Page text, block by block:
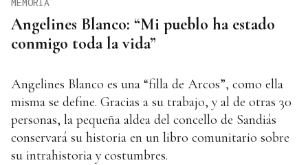
Angelines Blanco: “Mi pueblo ha estado
conmigo toda la vida”
Angelines Blanco es una “filla de Arcos”, como ella
misma se define. Gracias a su trabajo, y al de otras 30
personas, la pequeña aldea del concello de Sandiás
conservará su historia en un libro comunitario sobre
su intrahistoria y costumbres.